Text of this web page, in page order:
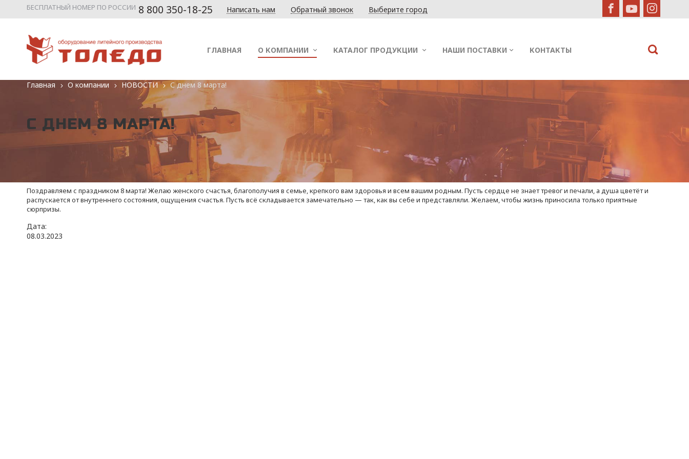
БЕСПЛАТНЫЙ НОМЕР ПО РОССИИ 8 800 350-18-25 Написать нам Обратный звонок Выберите город
ГЛАВНАЯ О КОМПАНИИ КАТАЛОГ ПРОДУКЦИИ НАШИ ПОСТАВКИ КОНТАКТЫ
Главная О компании НОВОСТИ С днем 8 марта!
С ДНЕМ 8 МАРТА!
Поздравляем с праздником 8 марта! Желаю женского счастья, благополучия в семье, крепкого вам здоровья и всем вашим родным. Пусть сердце не знает тревог и печали, а душа цветёт и
распускается от внутреннего состояния, ощущения счастья. Пусть всё складывается замечательно — так, как вы себе и представляли. Желаем, чтобы жизнь приносила только приятные
сюрпризы.
Дата:
08.03.2023